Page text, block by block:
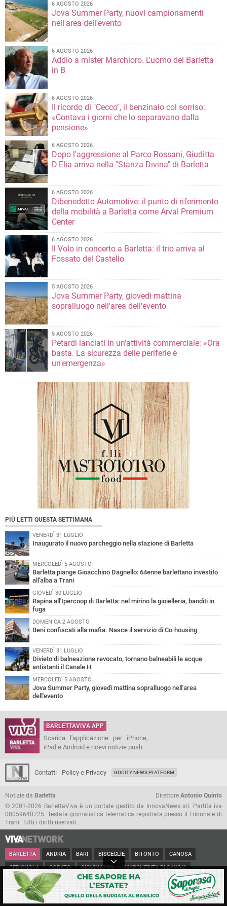
6 AGOSTO 2026
Jova Summer Party, nuovi campionamenti
nell'area dell'evento
6 AGOSTO 2026
Addio a mister Marchioro. L'uomo del Barletta
in B
6 AGOSTO 2026
Il ricordo di "Cecco", il benzinaio col sorriso:
«Contava i giorni che lo separavano dalla
pensione»
6 AGOSTO 2026
Dopo l'aggressione al Parco Rossani, Giuditta
D'Elia arriva nella "Stanza Divina" di Barletta
6 AGOSTO 2026
Dibenedetto Automotive: il punto di riferimento
della mobilità a Barletta come Arval Premium
Center
6 AGOSTO 2026
Il Volo in concerto a Barletta: il trio arriva al
Fossato del Castello
5 AGOSTO 2026
Jova Summer Party, giovedì mattina
sopralluogo nell'area dell'evento
5 AGOSTO 2026
Petardi lanciati in un'attività commerciale: «Ora
basta. La sicurezza delle periferie è
un'emergenza»
PIÙ LETTI QUESTA SETTIMANA
VENERDÌ 31 LUGLIO
Inaugurato il nuovo parcheggio nella stazione di Barletta
MERCOLEDÌ 5 AGOSTO
Barletta piange Gioacchino Dagnello: 64enne barlettano investito
all'alba a Trani
GIOVEDÌ 30 LUGLIO
Rapina all'Ipercoop di Barletta: nel mirino la gioielleria, banditi in
fuga
DOMENICA 2 AGOSTO
Beni confiscati alla mafia. Nasce il servizio di Co-housing
VENERDÌ 31 LUGLIO
Divieto di balneazione revocato, tornano balneabili le acque
antistanti il Canale H
MERCOLEDÌ 5 AGOSTO
Jova Summer Party, giovedì mattina sopralluogo nell'area
dell'evento
BARLETTAVIVA APP
Scarica l'applicazione per iPhone,
iPad e Android e ricevi notizie push
Contatti Policy e Privacy GOCITY NEWS PLATFORM
Notizie da Barletta Direttore Antonio Quinto
© 2001-2026 BarlettaViva è un portale gestito da InnovaNews srl. Partita iva
08059640725. Testata giornalistica telematica registrata presso il Tribunale di
Trani. Tutti i diritti riservati.
BARLETTA ANDRIA BARI BISCEGLIE BITONTO CANOSA
CERIGNOLA CORATO GIOVINAZZO MARGHERITA DI SAVOIA
MINERVINO MODUGNO MOLFETTA PUGLIA RUVO
SAN FERDINANDO SPINAZZOLA TERLIZZI TRANI TRINITAPOLI